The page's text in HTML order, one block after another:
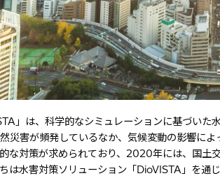
」は、科学的なシミュレーションに基づいた水
災害が頻発しているなか、気候変動の影響によ
な対策が求められており、2020年には、国
は水害対策ソリューション「DioVISTA」を通